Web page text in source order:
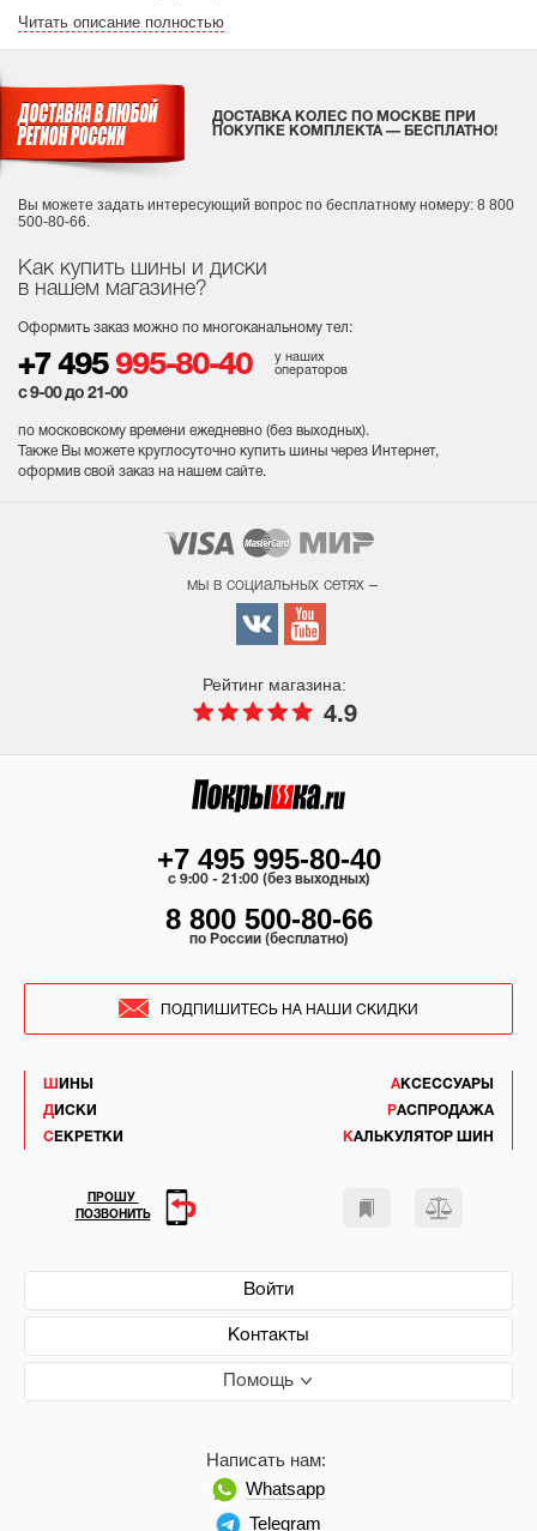
Читать описание полностью
Как купить шины и диски
в нашем магазине?
Оформить заказ можно по многоканальному тел:
+7 495 995-80-40
у наших
операторов
с 9-00 до 21-00
по московскому времени ежедневно (без выходных).
Также Вы можете круглосуточно купить шины через Интернет,
оформив свой заказ на нашем сайте.
ДОСТАВКА КОЛЕС ПО МОСКВЕ ПРИ
ПОКУПКЕ КОМПЛЕКТА — БЕСПЛАТНО!
Вы можете задать интересующий вопрос по бесплатному номеру: 8 800
500-80-66.
мы в социальных сетях –
Рейтинг магазина:
4.9
ШИНЫ
ДИСКИ
СЕКРЕТКИ
АКСЕССУАРЫ
РАСПРОДАЖА
КАЛЬКУЛЯТОР ШИН
Войти
Контакты
Помощь
Написать нам:
Whatsapp
Telegram
+7 495 995-80-40
c 9:00 - 21:00 (без выходных)
8 800 500-80-66
по России (бесплатно)
ПОДПИШИТЕСЬ НА НАШИ СКИДКИ
ПРОШУ
ПОЗВОНИТЬ